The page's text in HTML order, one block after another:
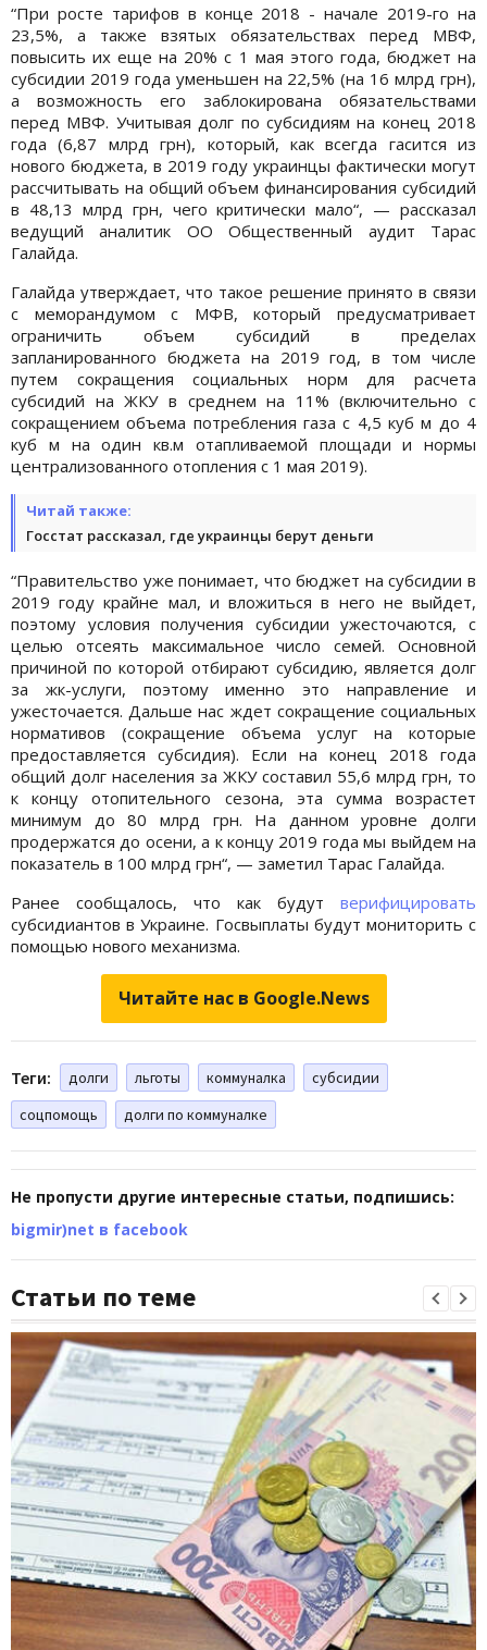
“При росте тарифов в конце 2018 - начале 2019-го на
23,5%, а также взятых обязательствах перед МВФ,
повысить их еще на 20% с 1 мая этого года, бюджет на
субсидии 2019 года уменьшен на 22,5% (на 16 млрд грн),
а возможность его заблокирована обязательствами
перед МВФ. Учитывая долг по субсидиям на конец 2018
года (6,87 млрд грн), который, как всегда гасится из
нового бюджета, в 2019 году украинцы фактически могут
рассчитывать на общий объем финансирования субсидий
в 48,13 млрд грн, чего критически мало“, — рассказал
ведущий аналитик ОО Общественный аудит Тарас
Галайда.
Галайда утверждает, что такое решение принято в связи
с меморандумом с МФВ, который предусматривает
ограничить объем субсидий в пределах
запланированного бюджета на 2019 год, в том числе
путем сокращения социальных норм для расчета
субсидий на ЖКУ в среднем на 11% (включительно с
сокращением объема потребления газа с 4,5 куб м до 4
куб м на один кв.м отапливаемой площади и нормы
централизованного отопления с 1 мая 2019).
Читай также:
Госстат рассказал, где украинцы берут деньги
“Правительство уже понимает, что бюджет на субсидии в
2019 году крайне мал, и вложиться в него не выйдет,
поэтому условия получения субсидии ужесточаются, с
целью отсеять максимальное число семей. Основной
причиной по которой отбирают субсидию, является долг
за жк-услуги, поэтому именно это направление и
ужесточается. Дальше нас ждет сокращение социальных
нормативов (сокращение объема услуг на которые
предоставляется субсидия). Если на конец 2018 года
общий долг населения за ЖКУ составил 55,6 млрд грн, то
к концу отопительного сезона, эта сумма возрастет
минимум до 80 млрд грн. На данном уровне долги
продержатся до осени, а к концу 2019 года мы выйдем на
показатель в 100 млрд грн“, — заметил Тарас Галайда.
Ранее сообщалось, что как будут верифицировать
субсидиантов в Украине. Госвыплаты будут мониторить с
помощью нового механизма.
Читайте нас в Google.News
Теги: долги льготы коммуналка
субсидии
соцпомощь
долги по коммуналке
Не пропусти другие интересные статьи, подпишись:
bigmir)net в facebook
Статьи по теме